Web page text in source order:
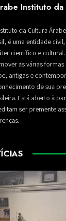
Instituto
da Cultura
é uma entidade
científico e
as várias
antigas e
de sua
Está aberto à
ser premente